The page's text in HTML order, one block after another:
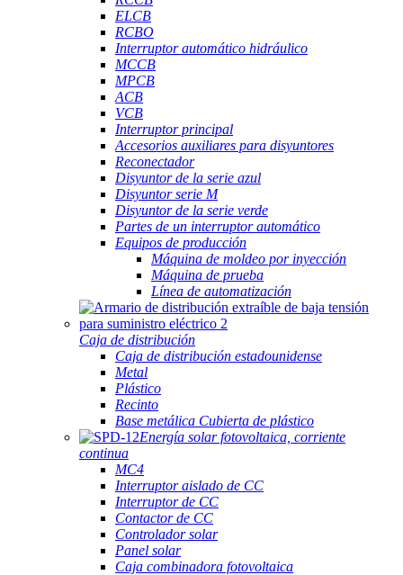
ELCB
RCBO
Interruptor automático hidráulico
MCCB
MPCB
ACB
VCB
Interruptor principal
Accesorios auxiliares para disyuntores
Reconectador
Disyuntor de la serie azul
Disyuntor serie M
Disyuntor de la serie verde
Partes de un interruptor automático
Equipos de producción
Máquina de moldeo por inyección
Máquina de prueba
Línea de automatización
Caja de distribución
Caja de distribución estadounidense
Metal
Plástico
Recinto
Base metálica Cubierta de plástico
Energía solar fotovoltaica, corriente
continua
MC4
Interruptor aislado de CC
Interruptor de CC
Contactor de CC
Controlador solar
Panel solar
Caja combinadora fotovoltaica